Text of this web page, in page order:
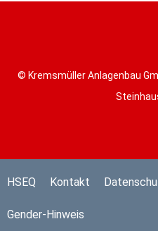
© Kremsmüller Anlagenbau
HSEQ Kontakt
Gender-Hinweis